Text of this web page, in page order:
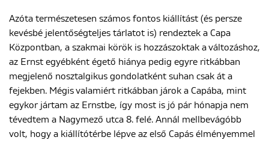
Azóta természetesen számos fontos kiállítást (és persze
kevésbé jelentőségteljes tárlatot is) rendeztek a Capa
Központban, a szakmai körök is hozzászoktak a változáshoz,
az Ernst egyébként égető hiánya pedig egyre ritkábban
megjelenő nosztalgikus gondolatként suhan csak át a
fejekben. Mégis valamiért ritkábban járok a Capába, mint
egykor jártam az Ernstbe, így most is jó pár hónapja nem
tévedtem a Nagymező utca 8. felé. Annál mellbevágóbb
volt, hogy a kiállítótérbe lépve az első Capás élményemmel